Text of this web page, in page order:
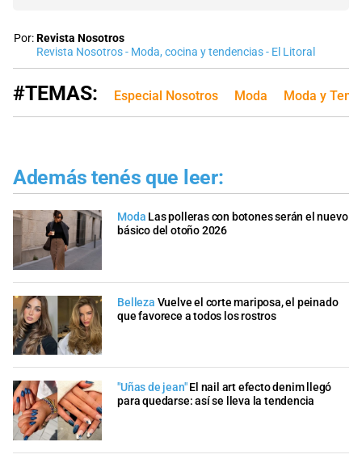
Por:Revista Nosotros
Revista Nosotros - Moda, cocina y tendencias - El Litoral
#TEMAS: Especial Nosotros Moda Moda y
Además tenés que leer:
Moda Las polleras con botones serán el nuevo
básico del otoño 2026
Belleza Vuelve el corte mariposa, el peinado
que favorece a todos los rostros
"Uñas de jean" El nail art efecto denim llegó
para quedarse: así se lleva la tendencia